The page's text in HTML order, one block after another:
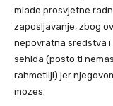
mlade prosvjetne
zaposljavanje, zbog
nepovratna sredstva i
sehida (posto ti
rahmetliji) jer
mozes.